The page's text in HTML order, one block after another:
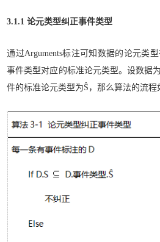
3.1.1 论元类型纠正事件类型
通过Arguments标注可知数据的论元类
事件类型对应的标准论元类型。设数据
件的标准论元类型为Ŝ，那么算法的流程